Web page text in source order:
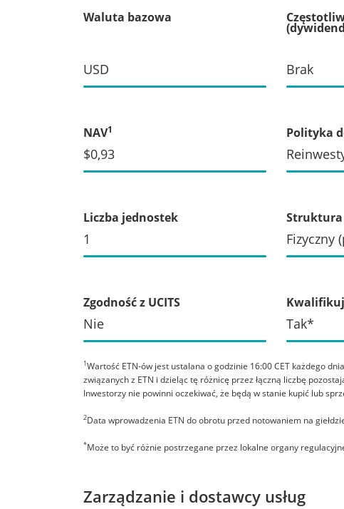
Waluta bazowa
USD Brak
NAV1
$0,93
Polityka
Liczba jednostek
1 Fizyczny
Zgodność z UCITS
Nie Tak*
1Wartość ETN-ów jest ustalana o godzinie 16:00 CET każdego
związanych z ETN i dzieląc tę różnicę przez łączną liczbę
Inwestorzy nie powinni oczekiwać, że będą w stanie kupić lub
2Data wprowadzenia ETN do obrotu przed notowaniem na
*Może to być różnie postrzegane przez lokalne organy
Zarządzanie i dostawcy usług